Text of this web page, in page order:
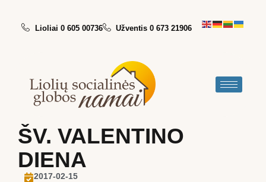
Lioliai 0 605 00736 Užventis 0 673 21906
ŠV. VALENTINO
DIENA
2017-02-15